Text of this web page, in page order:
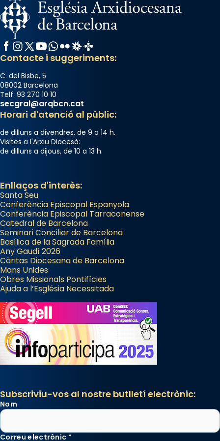
«Si vols saber què és calor, ves per les
Santes a Mataró»🥵.
Photo
View on Facebook Share
Facebook
Instagram
X / Twitter
YouTube
WhatsApp
FlickrRadio Estel
Catalunya Cristiana
Contacte i suggeriments:
C. del Bisbe, 5
08002 Barcelona
Telf. 93 270 10 10
secgral@arqbcn.cat
Horari d'atenció al públic:
de dilluns a divendres, de 9 a 14 h.
Visites a l'Arxiu Diocesà:
de dilluns a dijous, de 10 a 13 h.
Enllaços d'interès:
Santa Seu
Conferència Episcopal Espanyola
Conferència Episcopal Tarraconense
Catedral de Barcelona
Seminari Conciliar de Barcelona
Basílica de la Sagrada Família
Any Gaudí 2026
Càritas Diocesana de Barcelona
Mans Unides
Obres Missionals Pontifícies
Ajuda a l’Església Necessitada
Subscriviu-vos al nostre butlletí electrònic:
Nom
Correu electrònic *